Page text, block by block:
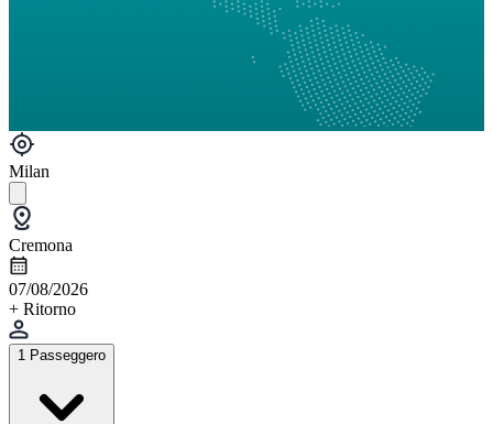
Milan
Cremona
07/08/2026
+ Ritorno
1 Passeggero